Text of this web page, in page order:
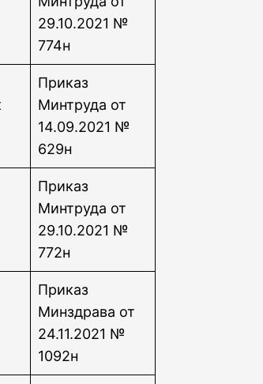
29.10.2021 №
774н
Приказ
Минтруда от
14.09.2021 №
629н
Приказ
Минтруда от
29.10.2021 №
772н
Приказ
Минздрава от
24.11.2021 №
1092н